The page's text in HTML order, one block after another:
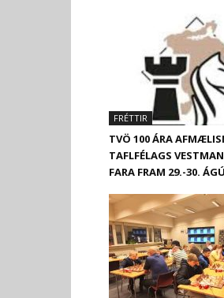
FRÉTTIR
TVÖ 100 ÁRA
TAFLFÉLAGS
FARA FRAM 29.-30.